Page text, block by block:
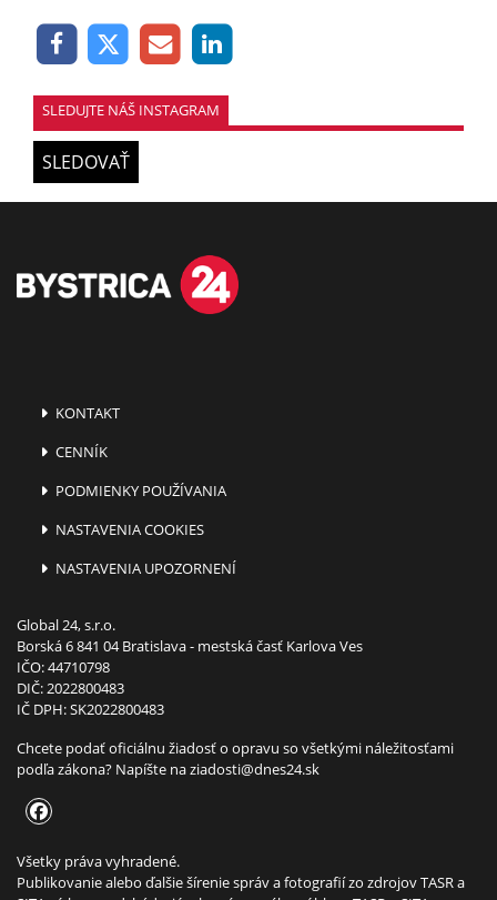
SLEDUJTE NÁŠ INSTAGRAM
SLEDOVAŤ
KONTAKT
CENNÍK
PODMIENKY POUŽÍVANIA
NASTAVENIA COOKIES
NASTAVENIA UPOZORNENÍ
Global 24, s.r.o.
Borská 6 841 04 Bratislava - mestská časť Karlova Ves
IČO: 44710798
DIČ: 2022800483
IČ DPH: SK2022800483
Chcete podať oficiálnu žiadosť o opravu so všetkými náležitosťami
podľa zákona? Napíšte naziadosti@dnes24.sk
Všetky práva vyhradené.
Publikovanie alebo ďalšie šírenie správ a fotografií zo zdrojov TASR a